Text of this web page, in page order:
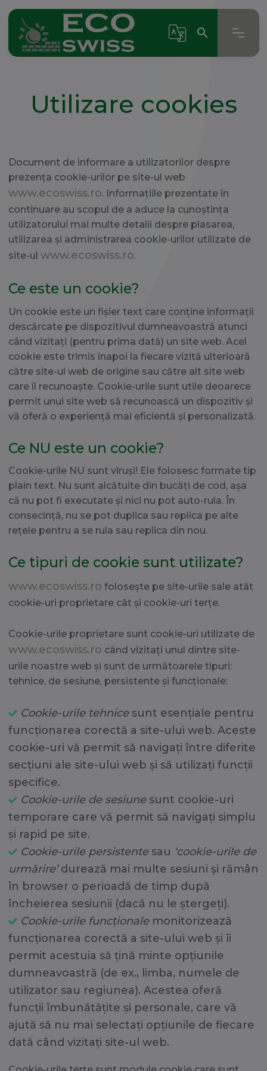
Select Language
search search
Utilizare cookies
Document de informare a utilizatorilor despre
prezența cookie-urilor pe site-ul web
www.ecoswiss.ro. Informațiile prezentate în
continuare au scopul de a aduce la cunoștința
utilizatorului mai multe detalii despre plasarea,
utilizarea și administrarea cookie-urilor utilizate de
site-ul www.ecoswiss.ro.
Ce este un cookie?
Un cookie este un fișier text care conține informații
descărcate pe dispozitivul dumneavoastră atunci
când vizitați (pentru prima dată) un site web. Acel
cookie este trimis înapoi la fiecare vizită ulterioară
către site-ul web de origine sau către alt site web
care îl recunoaște. Cookie-urile sunt utile deoarece
permit unui site web să recunoască un dispozitiv și
vă oferă o experiență mai eficientă și personalizată.
Ce NU este un cookie?
Cookie-urile NU sunt viruși! Ele folosesc formate tip
plain text. Nu sunt alcătuite din bucăți de cod, așa
că nu pot fi executate și nici nu pot auto-rula. În
consecință, nu se pot duplica sau replica pe alte
rețele pentru a se rula sau replica din nou.
Ce tipuri de cookie sunt utilizate?
www.ecoswiss.ro folosește pe site-urile sale atât
cookie-uri proprietare cât și cookie-uri terțe.
Cookie-urile proprietare sunt cookie-uri utilizate de
www.ecoswiss.ro când vizitați unul dintre site-
urile noastre web și sunt de următoarele tipuri:
tehnice, de sesiune, persistente și funcționale:
Cookie-urile tehnicesunt esențiale pentru
funcționarea corectă a site-ului web. Aceste
cookie-uri vă permit să navigați între diferite
secțiuni ale site-ului web și să utilizați funcții
specifice.
Cookie-urile de sesiunesunt cookie-uri
temporare care vă permit să navigați simplu
și rapid pe site.
Cookie-urile persistentesau ‘cookie-urile de
urmărire’durează mai multe sesiuni și rămân
în browser o perioadă de timp după
încheierea sesiunii (dacă nu le ștergeți).
Cookie-urile funcționalemonitorizează
funcționarea corectă a site-ului web și îi
permit acestuia să țină minte opțiunile
dumneavoastră (de ex., limba, numele de
utilizator sau regiunea). Acestea oferă
funcții îmbunătățite și personale, care vă
ajută să nu mai selectați opțiunile de fiecare
dată când vizitați site-ul web.